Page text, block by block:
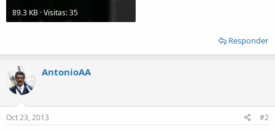
89.3 KB · Visitas: 35
Responder
AntonioAA
Oct 23, 2013 #2